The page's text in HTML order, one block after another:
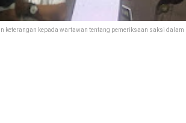
keterangan kepada wartawan tentang pemeriksaan saksi dalam